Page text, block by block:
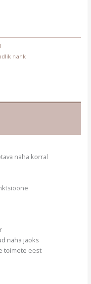
nahk
naha korral
naha jaoks
toimete eest